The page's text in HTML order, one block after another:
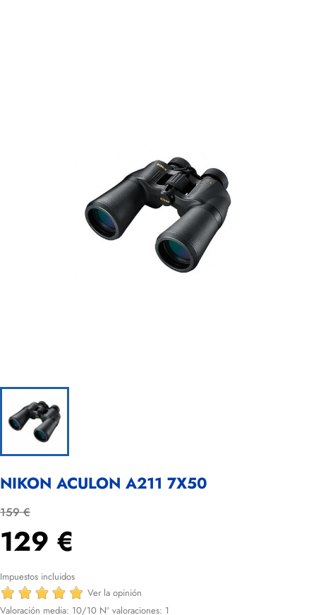
NIKON ACULON A211 7X50
159 €
129 €
Impuestos incluidos
Ver la opinión
Valoración media: 10/10 Nº valoraciones: 1